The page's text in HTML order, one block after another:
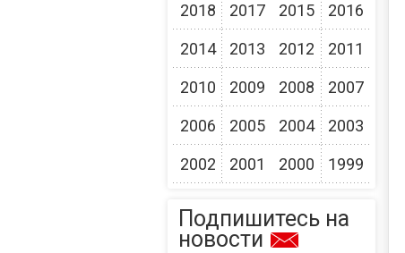
2018 2017 2015 2016
2014 2013 2012 2011
2010 2009 2008 2007
2006 2005 2004 2003
2002 2001 2000 1999
Подпишитесь на
новости